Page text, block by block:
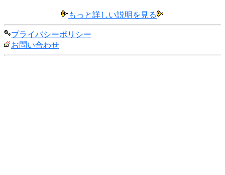
もっと詳しい説明を見る
プライバシーポリシー
お問い合わせ